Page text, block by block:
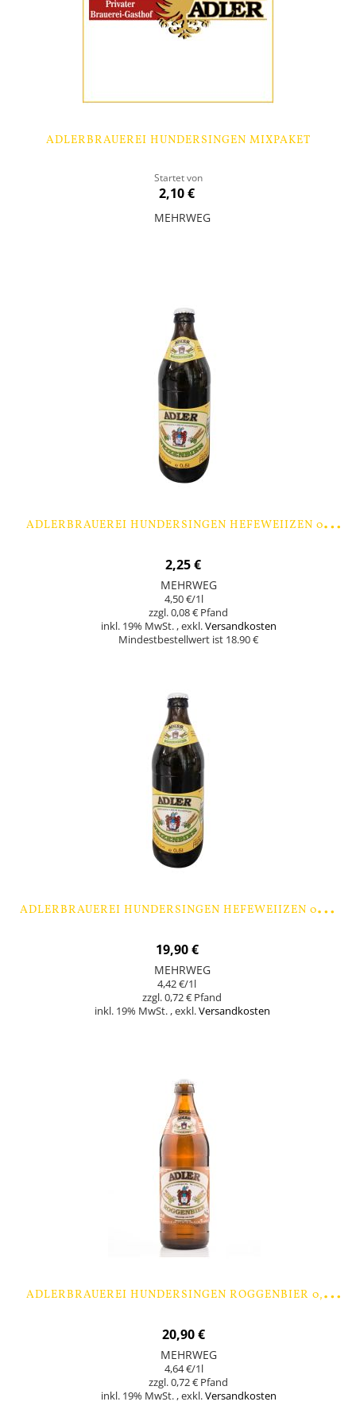
ADLERBRAUEREI HUNDERSINGEN MIXPAKET
Startet von
2,10 €
MEHRWEG
A
DLERBRAUEREI HUNDERSINGEN HEFEWEIIZEN 0,5 LTR. - 1 FLASCHE
2,25 €
MEHRWEG
4,50 €/1l
0,08 €
inkl. 19% MwSt. ,exkl.Versandkosten
Mindestbestellwert ist 18.90 €
A
DLERBRAUEREI HUNDERSINGEN HEFEWEIIZEN 0,5 LTR. - 9 FLASCHEN
19,90 €
MEHRWEG
4,42 €/1l
0,72 €
inkl. 19% MwSt. ,exkl.Versandkosten
A
DLERBRAUEREI HUNDERSINGEN ROGGENBIER 0,5 LTR. - 9 FLASCHEN
20,90 €
MEHRWEG
4,64 €/1l
0,72 €
inkl. 19% MwSt. ,exkl.Versandkosten